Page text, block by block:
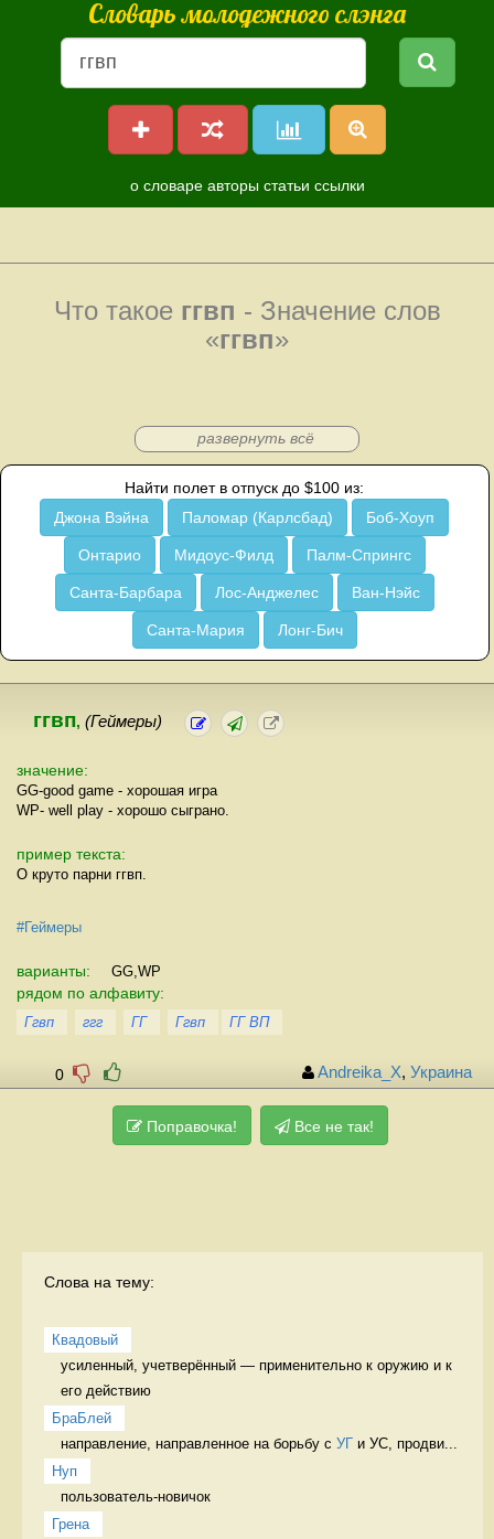
Словарь молодежного слэнга
о словаре авторы статьи ссылки
Что такое ггвп - Значение слов
«ггвп»
развернуть всё
Найти полет в отпуск до $100 из:
Джона Вэйна
Паломар (Карлсбад) Боб-Хоуп
Онтарио Мидоус-Филд Палм-Спрингс
Санта-Барбара Лос-Анджелес Ван-Нэйс
Санта-Мария Лонг-Бич
ггвп, (Геймеры)
значение:
GG-good game - хорошая игра
WP- well play - хорошо сыграно.
пример текста:
О круто парни ггвп.
#Геймеры
варианты: GG,WP
рядом по алфавиту:
Ггвп ггг ГГ Ггвп ГГ ВП
0 Andreika_X, Украина
Поправочка! Все не так!
Слова на тему:
Квадовый
усиленный, учетверённый — применительно к оружию и к
его действию
БраБлей
направление, направленное на борьбу с УГ и УС, продви...
Нуп
пользователь-новичок
Грена